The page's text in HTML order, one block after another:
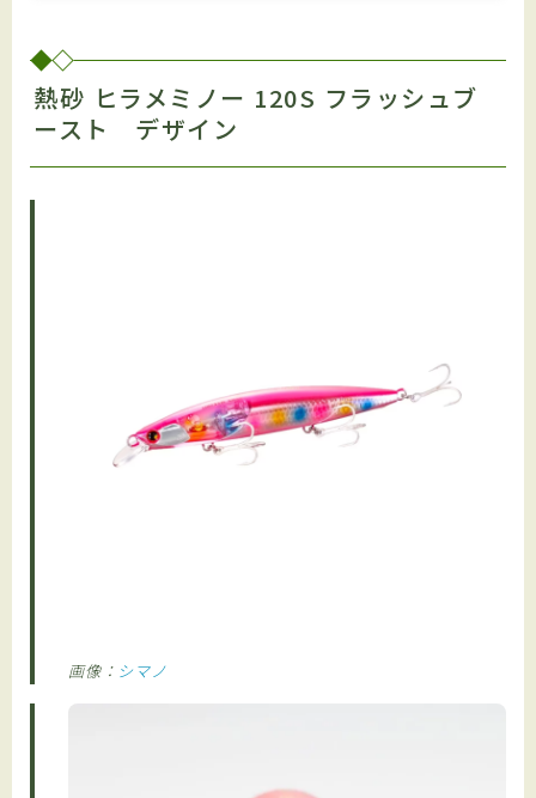
熱砂 ヒラメミノー 120S フラッシュブ
ースト デザイン
画像： シマノ